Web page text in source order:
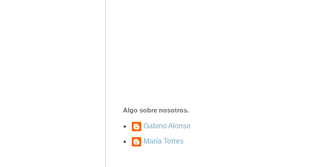
Algo sobre nosotros.
Gabino Alonso
María Torres